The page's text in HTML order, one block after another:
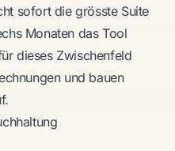
sofort die grösste Suite
Monaten das Tool
dieses Zwischenfeld
und bauen